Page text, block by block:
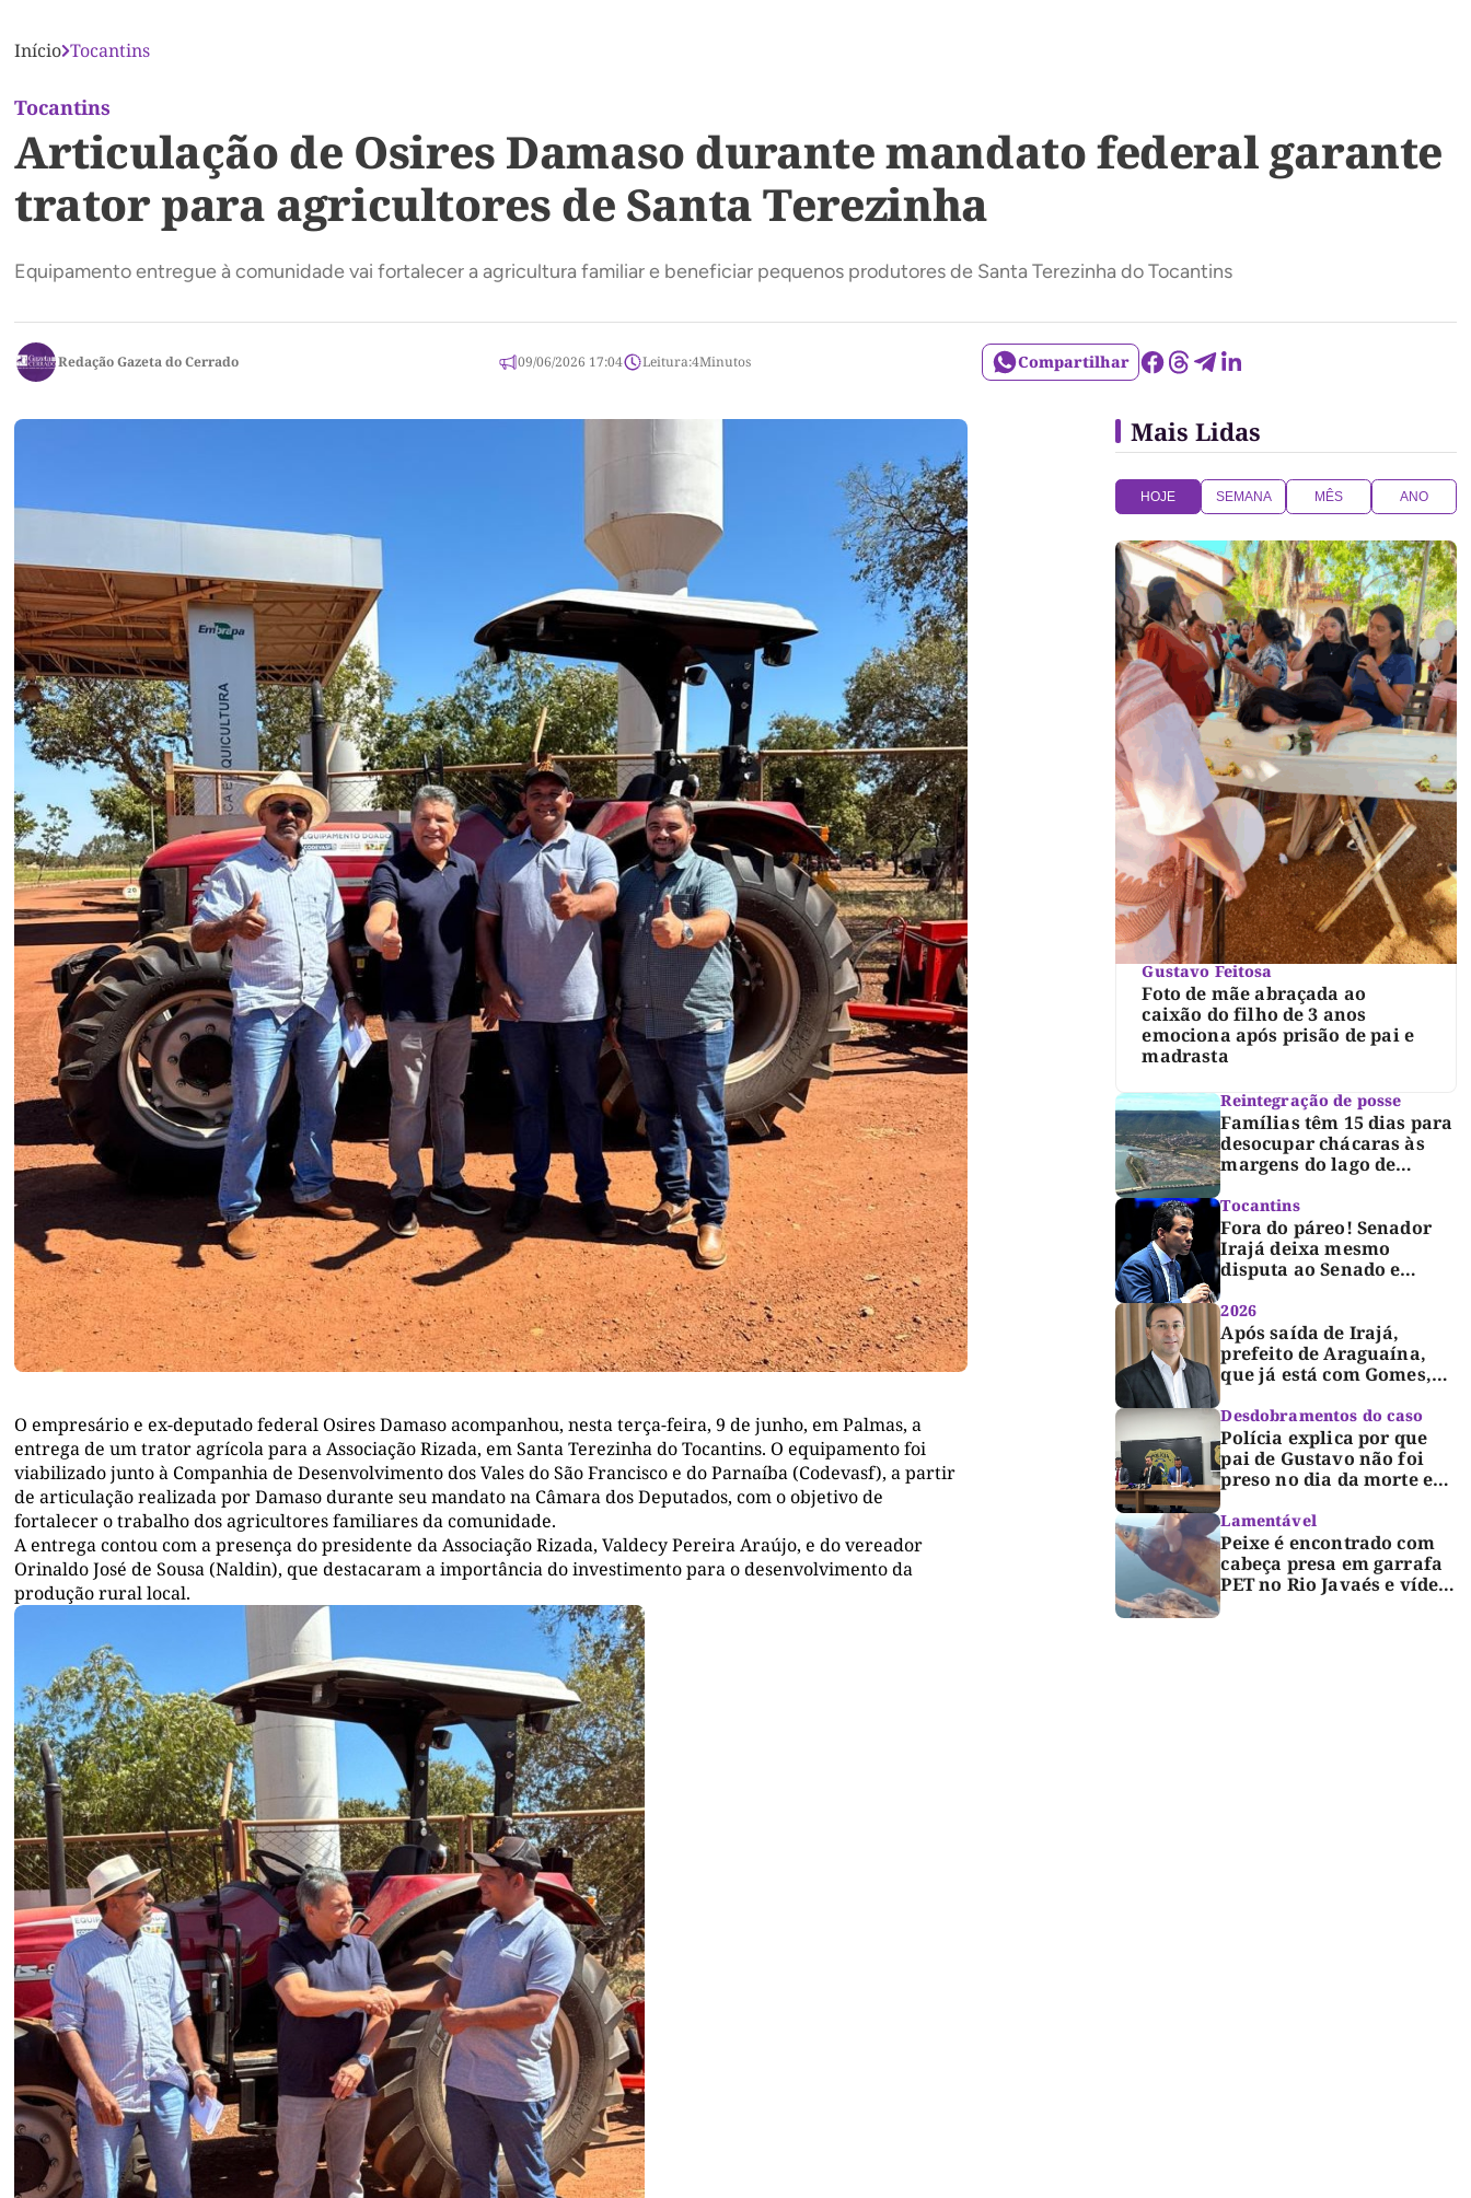
Início Tocantins
Tocantins
Articulação de Osires Damaso durante mandato federal garante
trator para agricultores de Santa Terezinha
Equipamento entregue à comunidade vai fortalecer a agricultura familiar e beneficiar pequenos produtores de Santa Terezinha do Tocantins
Redação Gazeta do Cerrado 09/06/2026 17:04 Leitura:4Minutos Compartilhar
O empresário e ex-deputado federal Osires Damaso acompanhou, nesta terça-feira, 9 de junho, em Palmas, a
entrega de um trator agrícola para a Associação Rizada, em Santa Terezinha do Tocantins. O equipamento foi
viabilizado junto à Companhia de Desenvolvimento dos Vales do São Francisco e do Parnaíba (Codevasf), a partir
de articulação realizada por Damaso durante seu mandato na Câmara dos Deputados, com o objetivo de
fortalecer o trabalho dos agricultores familiares da comunidade.
A entrega contou com a presença do presidente da Associação Rizada, Valdecy Pereira Araújo, e do vereador
Orinaldo José de Sousa (Naldin), que destacaram a importância do investimento para o desenvolvimento da
produção rural local.
Mais Lidas
HOJE SEMANA MÊS ANO
Gustavo Feitosa
Foto de mãe abraçada ao
caixão do filho de 3 anos
emociona após prisão de pai e
madrasta
Reintegração de posse
Famílias têm 15 dias para
desocupar chácaras às
margens do lago de
Justiça
Tocantins
Fora do páreo! Senador
Irajá deixa mesmo
disputa ao Senado e
processo de cabeça
erguida, com gratidão e
respeito”
2026
Após saída de Irajá,
prefeito de Araguaína,
que já está com Gomes,
campanha de Dimas e
fará anúncio oficial
Desdobramentos do caso
Polícia explica por que
pai de Gustavo não foi
preso no dia da morte e
investigação
Lamentável
Peixe é encontrado com
cabeça presa em garrafa
PET no Rio Javaés e vídeo